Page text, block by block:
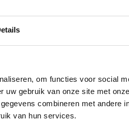
om functies voor social
uw gebruik van onze site met
combineren met andere
van hun services.
opgenomen. De
Oppervlakten en inhoud